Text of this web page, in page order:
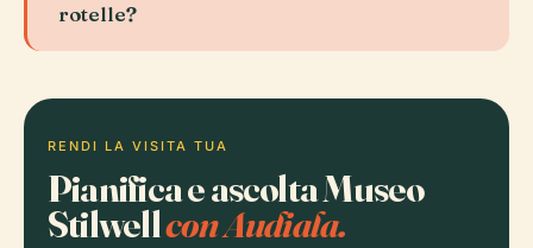
rotelle?
RENDI LA VISITA TUA
Pianifica e ascolta Museo
Stilwellcon Audiala.